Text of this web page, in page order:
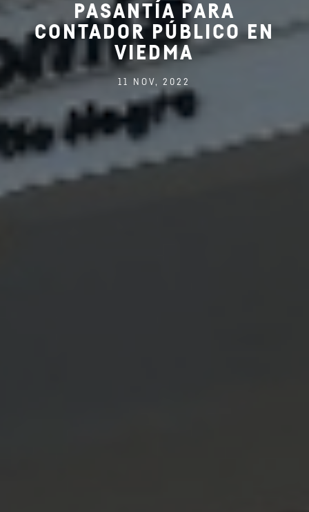
PASANTÍA PARA
CONTADOR PÚBLICO EN
VIEDMA
11 NOV, 2022